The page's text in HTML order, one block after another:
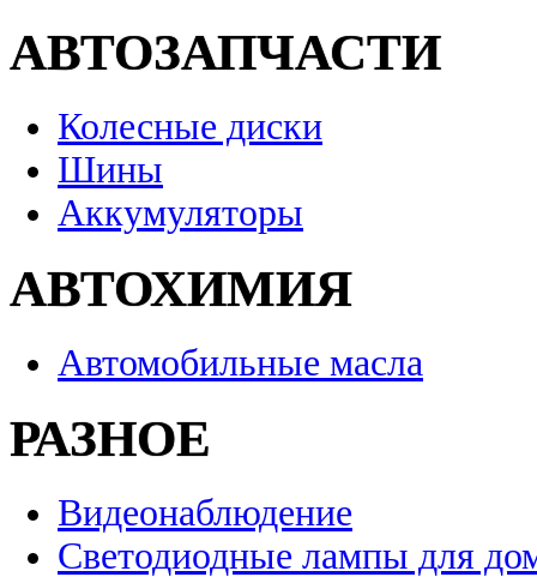
АВТОЗАПЧАСТИ
Колесные диски
Шины
Аккумуляторы
АВТОХИМИЯ
Автомобильные масла
РАЗНОЕ
Видеонаблюдение
Светодиодные лампы для